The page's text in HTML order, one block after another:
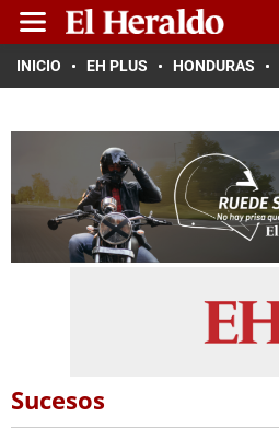
INICIO EH PLUS HONDURAS
Sucesos